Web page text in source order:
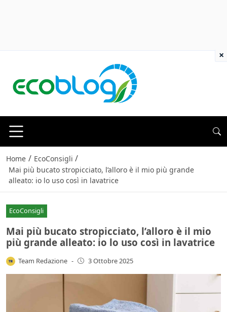
Home / EcoConsigli /
Mai più bucato stropicciato, l’alloro è il mio più grande
alleato: io lo uso così in lavatrice
EcoConsigli
Mai più bucato stropicciato, l’alloro è il mio
più grande alleato: io lo uso così in lavatrice
Team Redazione - 3 Ottobre 2025
×